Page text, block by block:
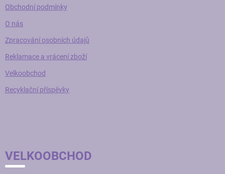
Obchodní podmínky
O nás
Zpracování osobních údajů
Reklamace a vrácení zboží
Velkoobchod
Recyklační příspěvky
VELKOOBCHOD